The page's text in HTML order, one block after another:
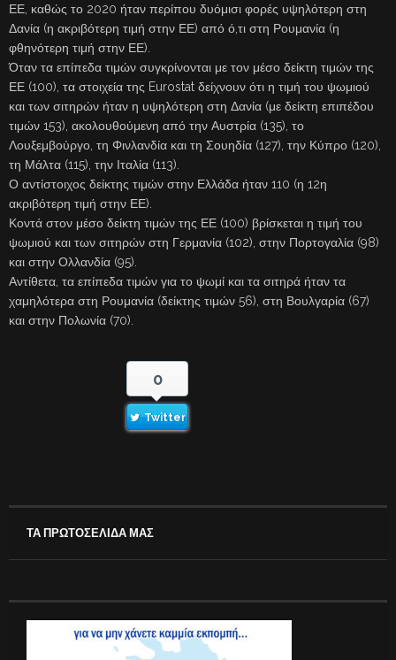
ΕΕ, καθώς το 2020 ήταν περίπου δυόμισι φορές υψηλότερη στη
Δανία (η ακριβότερη τιμή στην ΕΕ) από ό,τι στη Ρουμανία (η
φθηνότερη τιμή στην ΕΕ).
Όταν τα επίπεδα τιμών συγκρίνονται με τον μέσο δείκτη τιμών της
ΕΕ (100), τα στοιχεία της Eurostat δείχνουν ότι η τιμή του ψωμιού
και των σιτηρών ήταν η υψηλότερη στη Δανία (με δείκτη επιπέδου
τιμών 153), ακολουθούμενη από την Αυστρία (135), το
Λουξεμβούργο, τη Φινλανδία και τη Σουηδία (127), την Κύπρο (120),
τη Μάλτα (115), την Ιταλία (113).
Ο αντίστοιχος δείκτης τιμών στην Ελλάδα ήταν 110 (η 12η
ακριβότερη τιμή στην ΕΕ).
Κοντά στον μέσο δείκτη τιμών της ΕΕ (100) βρίσκεται η τιμή του
ψωμιού και των σιτηρών στη Γερμανία (102), στην Πορτογαλία (98)
και στην Ολλανδία (95).
Αντίθετα, τα επίπεδα τιμών για το ψωμί και τα σιτηρά ήταν τα
χαμηλότερα στη Ρουμανία (δείκτης τιμών 56), στη Βουλγαρία (67)
και στην Πολωνία (70).
0
Twitter
ΤΑ ΠΡΩΤΟΣΕΛΙΔΑ ΜΑΣ